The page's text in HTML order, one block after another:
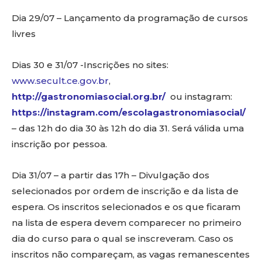
Dia 29/07 – Lançamento da programação de cursos
livres
Dias 30 e 31/07 -Inscrições no sites:
www.secult.ce.gov.br,
http://gastronomiasocial.org.br/ ou instagram:
https://instagram.com/escolagastronomiasocial/
– das 12h do dia 30 às 12h do dia 31. Será válida uma
inscrição por pessoa.
Dia 31/07 – a partir das 17h – Divulgação dos
selecionados por ordem de inscrição e da lista de
espera. Os inscritos selecionados e os que ficaram
na lista de espera devem comparecer no primeiro
dia do curso para o qual se inscreveram. Caso os
inscritos não compareçam, as vagas remanescentes